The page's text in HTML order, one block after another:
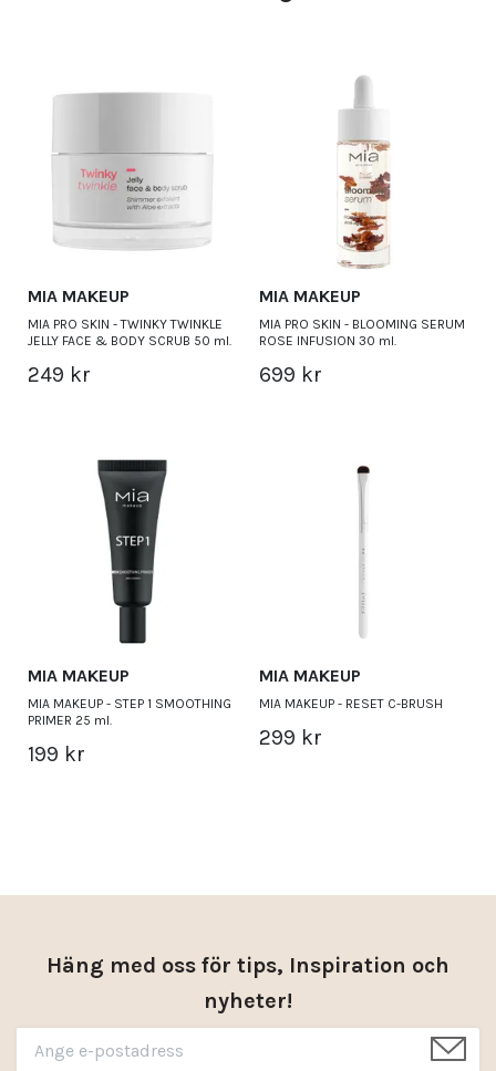
MIA MAKEUP
MIA PRO SKIN - TWINKY TWINKLE
JELLY FACE & BODY SCRUB 50 ml.
249 kr
MIA MAKEUP
MIA PRO SKIN - BLOOMING SERUM
ROSE INFUSION 30 ml.
699 kr
MIA MAKEUP
MIA MAKEUP - STEP 1 SMOOTHING
PRIMER 25 ml.
199 kr
MIA MAKEUP
MIA MAKEUP - RESET C-BRUSH
299 kr
Häng med oss för tips, Inspiration och
nyheter!